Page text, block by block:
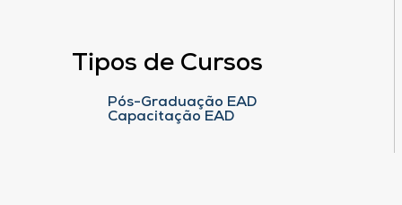
Tipos de Cursos
Pós-Graduação EAD
Capacitação EAD